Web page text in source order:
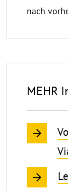
nach
MEHR